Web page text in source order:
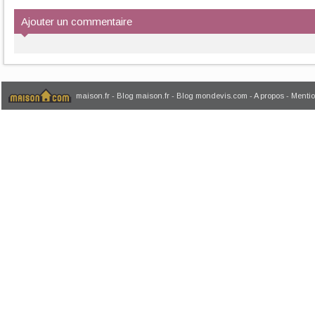
Ajouter un commentaire
maison.fr - Blog maison.fr - Blog mondevis.com - A propos -